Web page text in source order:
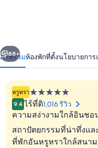
า
ถัดไป
88+
ภาพรวมห้องพักที่ตั้งนโยบายการ
หรูหราที่พัก
5.0
ดาว
9.4 ไร้ที่ติ1,016 รีวิว
ความสง่างามใกล้อินชอ
สถาปัตยกรรมที่น่าทึ่งแ
ที่พักอันหรูหราใกล้สนา